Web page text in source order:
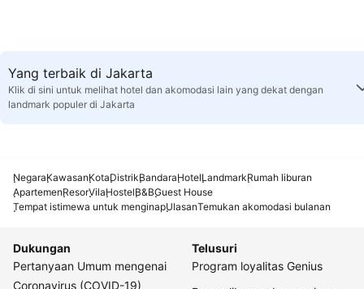
Yang terbaik di Jakarta
Klik di sini untuk melihat hotel dan akomodasi lain yang dekat dengan
landmark populer di Jakarta
NegaraKawasanKotaDistrikBandaraHotelLandmarkRumah liburan
ApartemenResorVilaHostelB&BGuest House
Tempat istimewa untuk menginapUlasanTemukan akomodasi bulanan
Dukungan
Pertanyaan Umum mengenai
Coronavirus (COVID-19)
Telusuri
Program loyalitas Genius